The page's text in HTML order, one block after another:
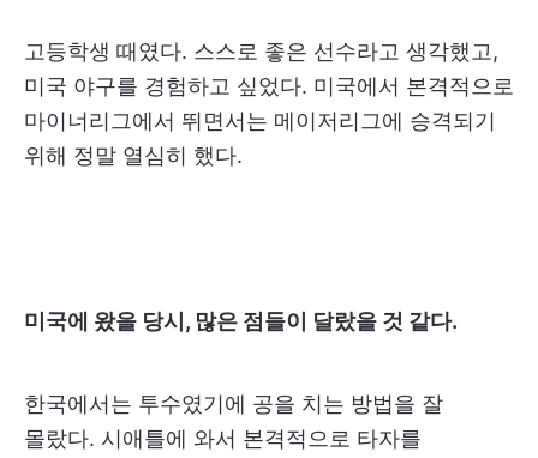
고등학생 때였다. 스스로 좋은 선수라고 생각했고,
미국 야구를 경험하고 싶었다. 미국에서 본격적으로
마이너리그에서 뛰면서는 메이저리그에 승격되기
위해 정말 열심히 했다.
미국에 왔을 당시, 많은 점들이 달랐을 것 같다.
한국에서는 투수였기에 공을 치는 방법을 잘
몰랐다. 시애틀에 와서 본격적으로 타자를